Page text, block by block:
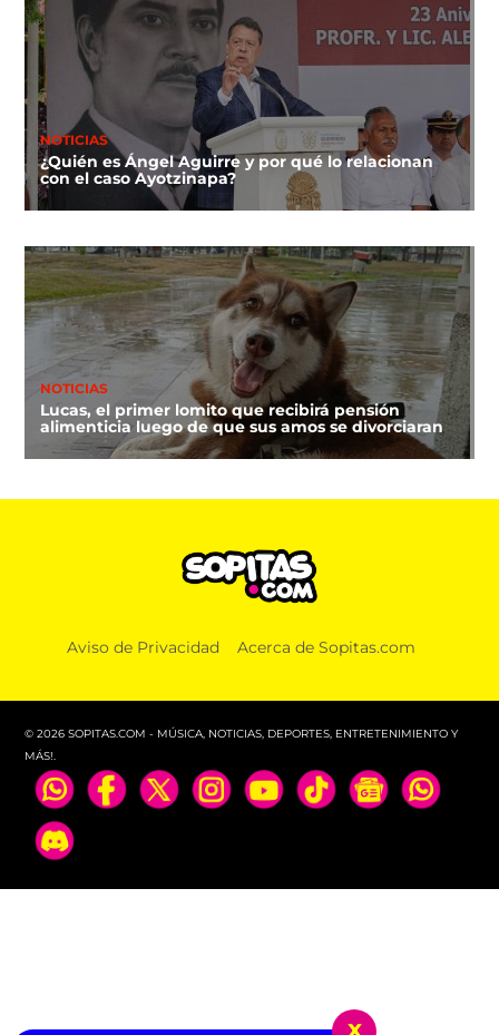
NOTICIAS
¿Quién es Ángel Aguirre y por qué lo relacionan
con el caso Ayotzinapa?
NOTICIAS
Lucas, el primer lomito que recibirá pensión
alimenticia luego de que sus amos se divorciaran
Aviso de Privacidad Acerca de Sopitas.com
© 2026 SOPITAS.COM - MÚSICA, NOTICIAS, DEPORTES, ENTRETENIMIENTO Y
MÁS!.
x